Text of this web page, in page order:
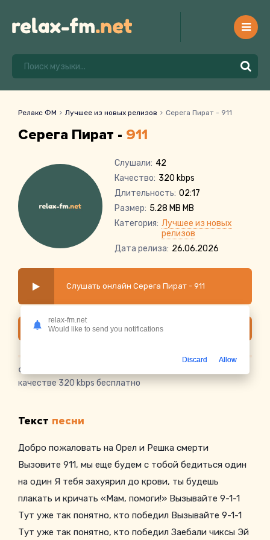
Релакс ФМ Лучшее из новых релизов Серега Пират - 911
Серега Пират - 911
Слушали: 42
Качество: 320 kbps
Длительность: 02:17
Размер: 5.28 MB MB
Категория: Лучшее из новых
релизов
Дата релиза: 26.06.2026
Слушать онлайн Серега Пират - 911
Скачать
Скачать песню Серега Пират - 911
качестве 320 kbps бесплатно
Текст песни
Добро пожаловать на Орел и Решка смерти
Вызовите 911, мы еще будем с тобой бедиться один
на один Я тебя захуярил до крови, ты будешь
плакать и кричать «Мам, помоги!» Вызывайте 9-1-1
Тут уже так понятно, кто победил Вызывайте 9-1-1
Тут уже так понятно, кто победил Заебали чиксы Эй
relax-fm.net
Would like to send you notifications
Discard Allow